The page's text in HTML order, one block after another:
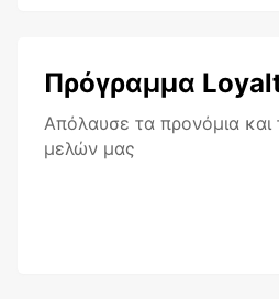
Πρόγραμμα
Aπόλαυσε τα προνόμια και
μελών μας